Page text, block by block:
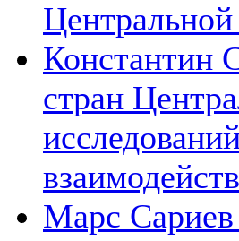
Константин
стран
Марс Сариев